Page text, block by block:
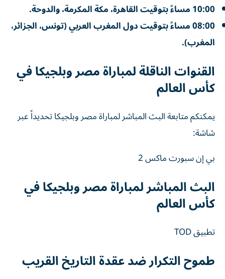
10:00 مساءً بتوقيت القاهرة، مكة المكرمة، والدوحة.
08:00 مساءً بتوقيت دول المغرب العربي (تونس، الجزائر،
المغرب).
القنوات الناقلة لمباراة مصر وبلجيكا في
كأس العالم
يمكنكم متابعة البث المباشر لمباراة مصر وبلجيكا تحديداً عبر
شاشة:
بي إن سبورت ماكس 2
البث المباشر لمباراة مصر وبلجيكا في
كأس العالم
تطبيق TOD
طموح التكرار ضد عقدة التاريخ القريب